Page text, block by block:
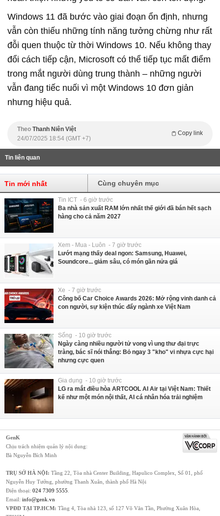
Windows 11 đã bước vào giai đoạn ổn định, nhưng
vẫn còn thiếu những tính năng tưởng chừng như rất
đỗi quen thuộc từ thời Windows 10. Nếu không thay
đổi cách tiếp cận, Microsoft có thể tiếp tục mất điểm
trong mắt người dùng trung thành – những người
vẫn đang tiếc nuối vì một Windows 10 đơn giản
nhưng hiệu quả.
Theo Thanh Niên Việt
Copy link
24/07/2025 18:54 (GMT +7)
Tin liên quan
Tin mới nhất Cùng chuyên mục
Tin ICT - 6 giờ trước
Ba nhà sản xuất RAM lớn nhất thế giới đã bán hết sạch
hàng cho cả năm 2027
Xem - Mua - Luôn - 7 giờ trước
Lướt mạng thấy deal ngon: Samsung, Huawei,
Soundcore... giảm sâu, có món gần nửa giá
Xe - 7 giờ trước
Công bố Car Choice Awards 2026: Mở rộng vinh danh cả
con người, sự kiện thúc đẩy ngành xe Việt Nam
Sống - 10 giờ trước
Ngày càng nhiều người tử vong vì ung thư đại trực
tràng, bác sĩ nói thẳng: Bỏ ngay 3 "kho" vi nhựa cực hại
nhưng cực quen
Gia dụng - 10 giờ trước
LG ra mắt điều hòa ARTCOOL AI Air tại Việt Nam: Thiết
kế như một món nội thất, AI cá nhân hóa trải nghiệm
GenK
Chịu trách nhiệm quản lý nội dung:
Bà Nguyễn Bích Minh
TRỤ SỞ HÀ NỘI: Tầng 22, Tòa nhà Center Building, Hapulico Complex, Số 01, phố
Nguyễn Huy Tưởng, phường Thanh Xuân, thành phố Hà Nội
Điện thoại: 024 7309 5555
Email: info@genk.vn
VPĐD TẠI TP.HCM: Tầng 4, Tòa nhà 123, số 127 Võ Văn Tần, Phường Xuân Hòa,